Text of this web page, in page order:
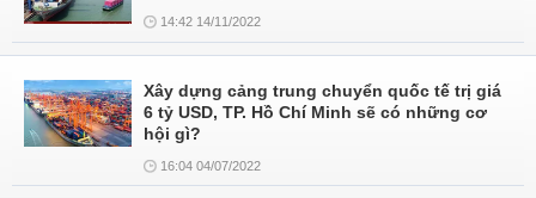
14:42 14/11/2022
Xây dựng cảng trung chuyển quốc tế trị giá
6 tỷ USD, TP. Hồ Chí Minh sẽ có những cơ
hội gì?
16:04 04/07/2022